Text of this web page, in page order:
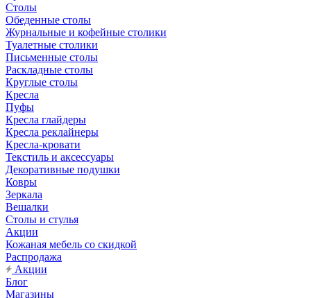
Столы
Обеденные столы
Журнальные и кофейные столики
Туалетные столики
Письменные столы
Раскладные столы
Круглые столы
Кресла
Пуфы
Кресла глайдеры
Кресла реклайнеры
Кресла-кровати
Текстиль и аксессуары
Декоративные подушки
Ковры
Зеркала
Вешалки
Столы и стулья
Акции
Кожаная мебель со скидкой
Распродажа
Акции
Блог
Магазины